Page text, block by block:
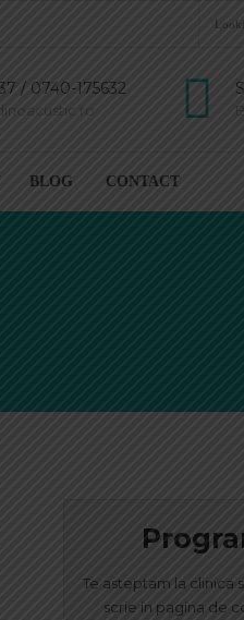
/ 0740-175632
BLOG CONTACT
Te asteptam la clinica
scrie in pagina de